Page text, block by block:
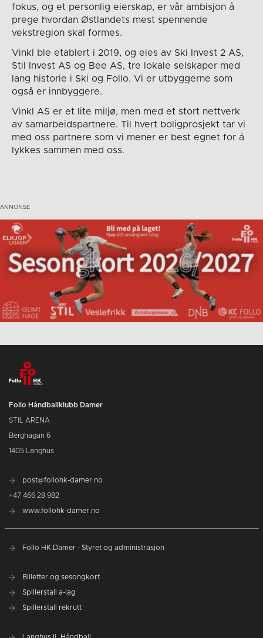
fokus, og et personlig eierskap, er vår ambisjon å
prege hvordan Østlandets mest spennende
vekstregion skal formes.
Vinkl ble etablert i 2019, og eies av Ski Invest 2 AS,
Stil Invest AS og Bee AS, tre lokale selskaper med
lang historie i Ski og Follo. Vi er utbyggerne som
også er innbyggere.
Vinkl AS er et lite miljø, men med et stort nettverk
av samarbeidspartnere. Til hvert boligprosjekt tar vi
med oss partnere som vi mener er best egnet for å
lykkes sammen med oss.
Follo Håndballklubb Damer
STIL ARENA
Berghagan 6
1405 Langhus
post@follohk-damer.no
+47 466 28 982
www.follohk-damer.no
Follo HK Damer - Styret og administrasjon
Billetter og sesongkort
Spillerstall a-lag
Spillerstall rekrutt